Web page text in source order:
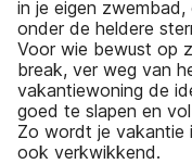
in je eigen
onder de heldere
Voor wie bewust op
break, ver weg van
vakantiewoning de
goed te slapen en
Zo wordt je vakantie
ook verkwikkend.